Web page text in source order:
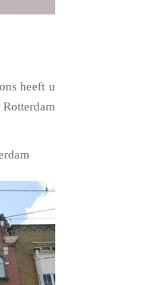
heeft u